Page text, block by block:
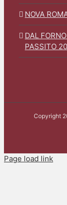
NOVA
DAL
PASSITO
Copyright
Page load link